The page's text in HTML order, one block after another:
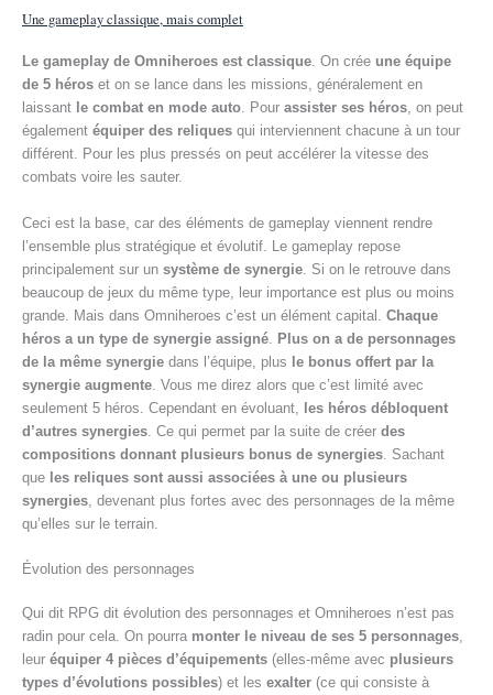
Une gameplay classique, mais complet
Le gameplay de Omniheroes est classique. On crée une équipe
de 5 héros et on se lance dans les missions, généralement en
laissant le combat en mode auto. Pour assister ses héros, on peut
également équiper des reliques qui interviennent chacune à un tour
différent. Pour les plus pressés on peut accélérer la vitesse des
combats voire les sauter.
Ceci est la base, car des éléments de gameplay viennent rendre
l’ensemble plus stratégique et évolutif. Le gameplay repose
principalement sur un système de synergie . Si on le retrouve dans
beaucoup de jeux du même type, leur importance est plus ou moins
grande. Mais dans Omniheroes c’est un élément capital. Chaque
héros a un type de synergie assigné Plus on a de personnages
de la même synergie dans l’équipe, plus le bonus offert par la
synergie augmente . Vous me direz alors que c’est limité avec
seulement 5 héros. Cependant en évoluant, les héros débloquent
d’autres synergies . Ce qui permet par la suite de créer des
compositions donnant plusieurs bonus de synergies . Sachant
que les reliques sont aussi associées à une ou plusieurs
synergies , devenant plus fortes avec des personnages de la même
qu’elles sur le terrain.
Évolution des personnages
Qui dit RPG dit évolution des personnages et Omniheroes n’est pas
radin pour cela. On pourra monter le niveau de ses 5 personnages,
leur équiper 4 pièces d’équipements (elles-même avec plusieurs
types d’évolutions possibles) et les exalter (ce qui consiste à